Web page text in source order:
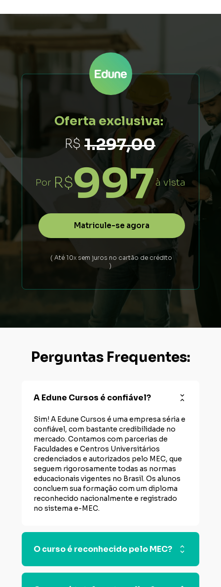
Oferta exclusiva:
1.297,00
R$
997
R$
Por à vista
Matricule-se agora
)
Perguntas Frequentes:
A Edune Cursos é confiável?
Sim! A Edune Cursos é uma empresa séria e
confiável, com bastante credibilidade no
mercado. Contamos com parcerias de
Faculdades e Centros Universitários
credenciados e autorizados pelo MEC, que
seguem rigorosamente todas as normas
educacionais vigentes no Brasil. Os alunos
concluem sua formação com um diploma
reconhecido nacionalmente e registrado
no sistema e-MEC.
O curso é reconhecido pelo MEC?
Sim! Os cursos técnicos oferecidos na